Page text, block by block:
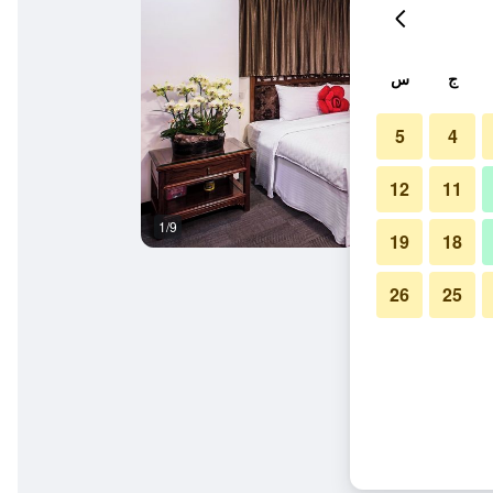
1/9
ج س
4
5
11
12
18
19
25
26